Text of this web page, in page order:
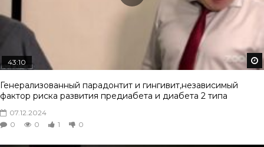
43:10
Генерализованный парадонтит и гингивит,независимый
фактор риска развития предиабета и диабета 2 типа
07.12.2024
0
0 1 0